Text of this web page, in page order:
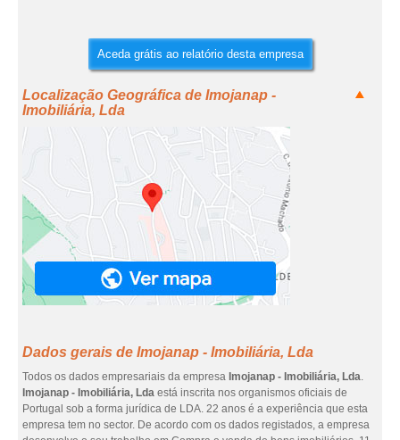
Aceda grátis ao relatório desta empresa
Localização Geográfica de Imojanap -
Imobiliária, Lda
Dados gerais de Imojanap - Imobiliária, Lda
Todos os dados empresariais da empresa Imojanap - Imobiliária, Lda.
Imojanap - Imobiliária, Lda está inscrita nos organismos oficiais de
Portugal sob a forma jurídica de LDA. 22 anos é a experiência que esta
empresa tem no sector. De acordo com os dados registados, a empresa